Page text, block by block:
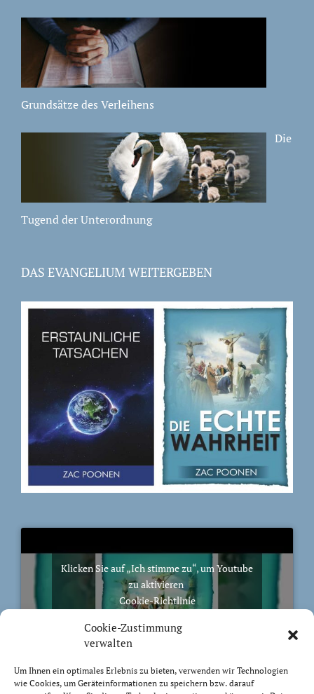
Cookie-Zustimmung
verwalten
Um Ihnen ein optimales Erlebnis zu bieten, verwenden wir Technologien
wie Cookies, um Geräteinformationen zu speichern bzw. darauf
Grundsätze des Verleihens
Die
Tugend der Unterordnung
DAS EVANGELIUM WEITERGEBEN
Klicken Sie auf „Ich stimme zu“, um Youtube
zu aktivieren
Cookie-Richtlinie
Ich stimme zu